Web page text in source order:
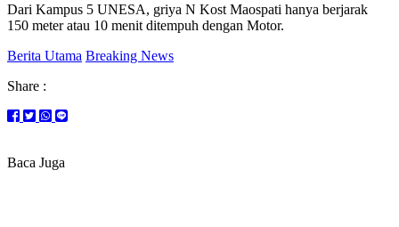
Dari Kampus 5 UNESA, griya N Kost Maospati hanya berjarak
150 meter atau 10 menit ditempuh dengan Motor.
Berita Utama Breaking News
Share :
Baca Juga